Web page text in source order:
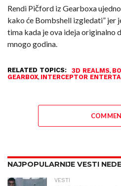
Rendi Pičford iz Gearboxa
kako će Bombshell izgledati” jer
tima kada je ova ideja originalno
mnogo godina.
RELATED TOPICS: 3D REALMS,
GEARBOX, INTERCEPTOR
NAJPOPULARNIJE VESTI
VESTI